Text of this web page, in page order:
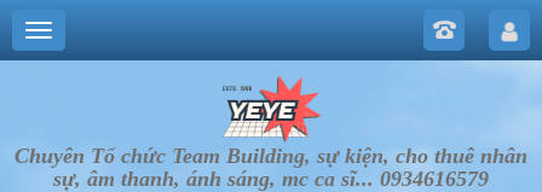
Chuyên Tổ chức Team Building, sự kiện, cho thuê nhân
sự, âm thanh, ánh sáng, mc ca sĩ... 0934616579